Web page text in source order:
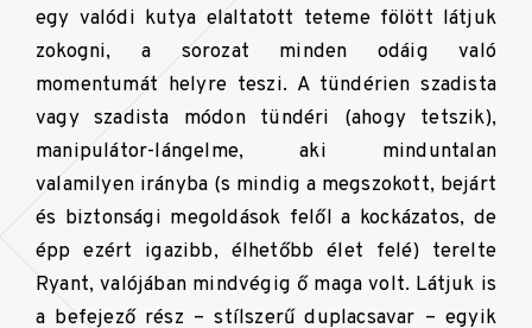
egy valódi kutya elaltatott teteme fölött látjuk
zokogni, a sorozat minden odáig való
momentumát helyre teszi. A tündérien szadista
vagy szadista módon tündéri (ahogy tetszik),
manipulátor-lángelme, aki minduntalan
valamilyen irányba (s mindig a megszokott, bejárt
és biztonsági megoldások felől a kockázatos, de
épp ezért igazibb, élhetőbb élet felé) terelte
Ryant, valójában mindvégig ő maga volt. Látjuk is
a befejező rész – stílszerű duplacsavar – egyik